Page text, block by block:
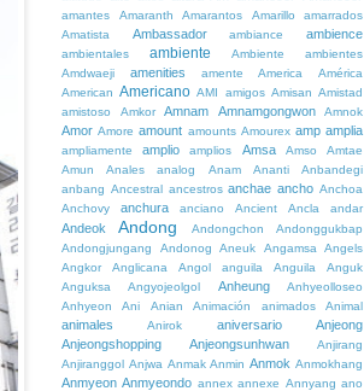
amantes Amaranth Amarantos Amarillo
amarrados
Amatista
Ambassador ambiance ambience
ambientales ambiente Ambiente
ambientes
Amdwaeji
amenities amente America
América
American Americano AMI amigos Amisan Amistad
amistoso
Amkor Amnam Amnamgongwon Amnok
Amor Amore amount amounts Amourex amp amplia
ampliamente amplio amplios Amsa Amso
Amtae
Amun
Anales analog Anam Ananti
Anbandegi
anbang Ancestral ancestros anchae ancho Anchoa
Anchovy
anchura anciano Ancient Ancla andar
Andeok Andong Andongchon
Andonggukbap
Andongjungang
Andonog Aneuk Angamsa
Angels
Angkor
Anglicana Angol anguila Anguila
Anguk
Anguksa
Angyojeolgol Anheung
Anhyeolloseo
Anhyeon
Ani Anian Animación animados Animal
animales Anirok aniversario
Anjeong
Anjeongshopping
Anjeongsunhwan
Anjirang
Anjiranggol Anjwa Anmak Anmin Anmok Anmokhang
Anmyeon Anmyeondo annex annexe Annyang ano